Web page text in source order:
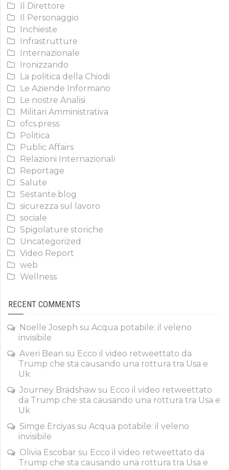
Il Direttore
Il Personaggio
Inchieste
Infrastrutture
Internazionale
Ironizzando
La politica della Chiodi
Le Aziende Informano
Le nostre Analisi
Militari Amministrativa
ofcs.press
Politica
Public Affairs
Relazioni Internazionali
Reportage
Salute
Sestante.blog
sicurezza sul lavoro
sociale
Spigolature storiche
Uncategorized
Video Report
web
Wellness
RECENT COMMENTS
Noelle Joseph su Acqua potabile: il veleno
invisibile
Averi Bean su Ecco il video retweettato da
Trump che sta causando una rottura tra Usa e
Uk
Journey Bradshaw su Ecco il video retweettato
da Trump che sta causando una rottura tra Usa e
Uk
Simge Erciyas su Acqua potabile: il veleno
invisibile
Olivia Escobar su Ecco il video retweettato da
Trump che sta causando una rottura tra Usa e